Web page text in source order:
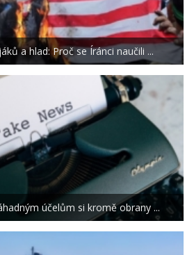
a hlad: Proč se Íránci naučili ...
účelům si kromě obrany ...